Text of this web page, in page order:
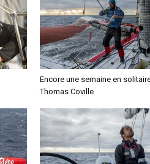
Encore une semaine en
Thomas Coville